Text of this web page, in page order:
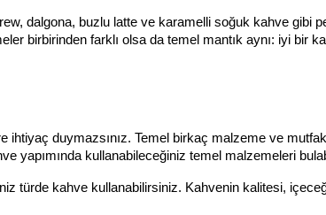
dalgona, buzlu latte ve karamelli soğuk kahve gibi
birbirinden farklı olsa da temel mantık aynı: iyi bir
ihtiyaç duymazsınız. Temel birkaç malzeme ve
yapımında kullanabileceğiniz temel malzemeleri
türde kahve kullanabilirsiniz. Kahvenin kalitesi,